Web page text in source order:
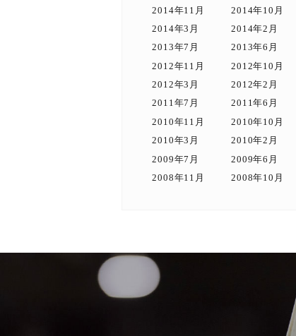
2014年11月
2014年10月
2014年3月
2014年2月
2013年7月
2013年6月
2012年11月
2012年10月
2012年3月
2012年2月
2011年7月
2011年6月
2010年11月
2010年10月
2010年3月
2010年2月
2009年7月
2009年6月
2008年11月
2008年10月